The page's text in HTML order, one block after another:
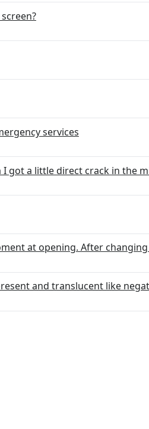
services
got a little direct crack in the
at opening. After
and translucent like